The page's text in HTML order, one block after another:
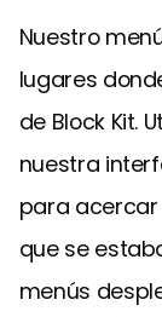
Nuestro
lugares
de Block Kit.
nuestra
para acercar
que se
menús